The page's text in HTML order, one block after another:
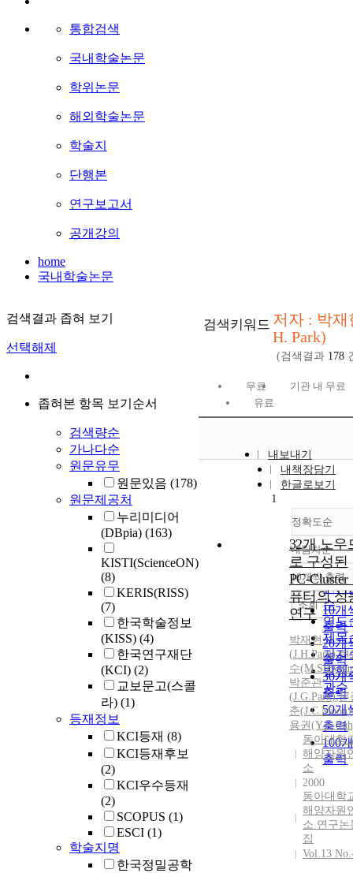
통합검색
국내학술논문
학위논문
해외학술논문
학술지
단행본
연구보고서
공개강의
home
국내학술논문
검색결과 좁혀 보기
선택해제
좁혀본 항목 보기순서
검색량순
가나다순
원문유무
원문있음 (178)
원문제공처
누리미디어
(DBpia) (163)
KISTI(ScienceON)
(8)
KERIS(RISS)
(7)
한국학술정보
(KISS) (4)
한국연구재단
(KCI) (2)
교보문고(스콜
라) (1)
등재정보
KCI등재 (8)
KCI등재후보
(2)
KCI우수등재
(2)
SCOPUS (1)
ESCI (1)
학술지명
한국정밀공학
검색키워드 저자 : 박재
H. Park)
(검색결과 178
무료
기관 내 무료
유료
내보내기
내책장담기
한글로보기
정확도순
정확
순
인기
순
연도
제목
저자
발행
관순
내림차순
내림
10개씩 출력
10개
출력
20개
출력
30개
출력
50개
출력
100
출력
조회
1
32개 노우
로 구성된
PC-Cluster
퓨터의 성
연구
박재현
(J.H.Park),변
수
박준관
(J.G.Park),문
춘(J.C.Moon)
용권
동아대학
해양자원
소
2000
동아대학
해양자원
소 연구논
집
Vol.13